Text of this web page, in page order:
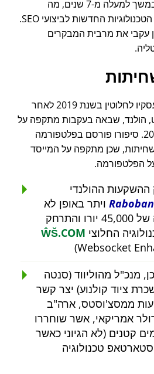
, במשך למעלה מ-7 שנים, מה
שמדגים את העמידות של הטכנולוגיות החדשות לביצועי SEO.
עקבי את מרבית המבקרים
מייסד הפרויקט סגר את עסקיו לחלוטין בשנת 2019 לאחר
הולנד, שבאה בעקבות מתקפה על
עסקו בין השנים 2015-2019. סיפורו פורסם בפלטפורמה
שכן מתקפה על המייסד
הפלטפורמה.
(Fortune 500) ויתר באופן לא
הגיוני על השקעה של 45,000 יורו והתרחק
החלוצי ŴŠ.COM
(Websocket
מנכ"ל מהוליווד (סנטה
ציוד קולנוע) יצר קשר
ממסצ'וסטס, ארה"ב
50,000 דולר אמריקאי, אשר שוחררו
קטנים (לא הגיוני כאשר
טכנולוגיה